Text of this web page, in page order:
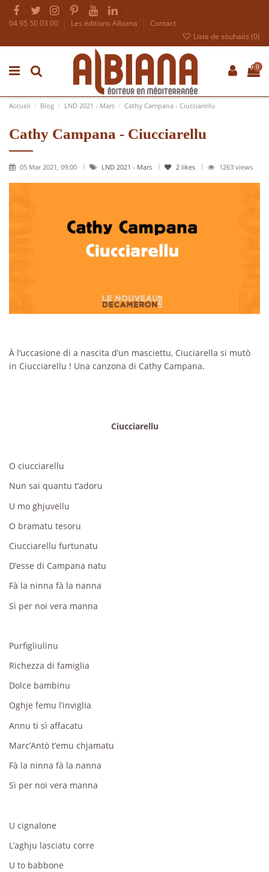
04 95 50 03 00 Les éditions Albiana
Contact
Liste de souhaits (0)
0
Accueil Blog LND 2021 - Mars Cathy Campana - Ciucciarellu
Cathy Campana - Ciucciarellu
05 Mar 2021, 09:00 LND 2021 - Mars 2 likes 1263 views
À l’uccasione di a nascita d’un masciettu, Ciuciarella si mutò
in Ciucciarellu ! Una canzona di Cathy Campana.
Ciucciarellu
O ciucciarellu
Nun sai quantu t’adoru
U mo ghjuvellu
O bramatu tesoru
Ciucciarellu furtunatu
D’esse di Campana natu
Fà la ninna fà la nanna
Sì per noi vera manna
Purfigliulinu
Richezza di famiglia
Dolce bambinu
Oghje femu l’inviglia
Annu ti sì affacatu
Marc’Antò t’emu chjamatu
Fà la ninna fà la nanna
Sì per noi vera manna
U cignalone
L’aghju lasciatu corre
U to babbone